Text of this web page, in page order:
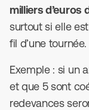
milliers d’euros
surtout si elle
fil d’une tournée.
Exemple : si un
et que 5 sont
redevances